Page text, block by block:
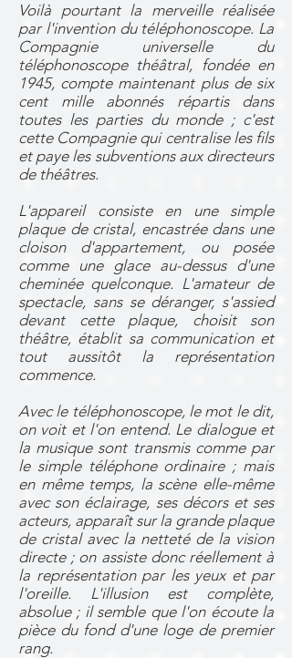
Voilà pourtant la merveille réalisée
par l'invention du téléphonoscope. La
Compagnie universelle du
téléphonoscope théâtral, fondée en
1945, compte maintenant plus de six
cent mille abonnés répartis dans
toutes les parties du monde ; c'est
cette Compagnie qui centralise les fils
et paye les subventions aux directeurs
de théâtres.
L'appareil consiste en une simple
plaque de cristal, encastrée dans une
cloison d'appartement, ou posée
comme une glace au-dessus d'une
cheminée quelconque. L'amateur de
spectacle, sans se déranger, s'assied
devant cette plaque, choisit son
théâtre, établit sa communication et
tout aussitôt la représentation
commence.
Avec le téléphonoscope, le mot le dit,
on voit et l'on entend. Le dialogue et
la musique sont transmis comme par
le simple téléphone ordinaire ; mais
en même temps, la scène elle-même
avec son éclairage, ses décors et ses
acteurs, apparaît sur la grande plaque
de cristal avec la netteté de la vision
directe ; on assiste donc réellement à
la représentation par les yeux et par
l'oreille. L'illusion est complète,
absolue ; il semble que l'on écoute la
pièce du fond d'une loge de premier
rang.